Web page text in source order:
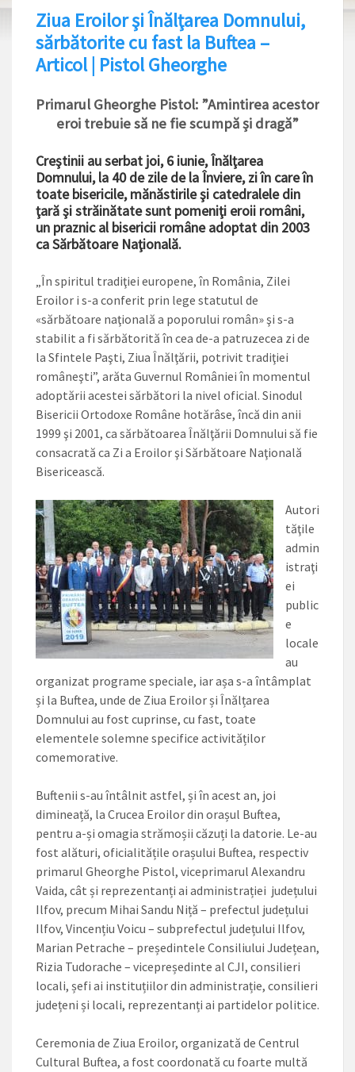
Ziua Eroilor şi Înălţarea Domnului,
sărbătorite cu fast la Buftea –
Articol | Pistol Gheorghe
Primarul Gheorghe Pistol: ”Amintirea acestor
eroi trebuie să ne fie scumpă și dragă”
Creştinii au serbat joi, 6 iunie, Înălţarea
Domnului, la 40 de zile de la Înviere, zi în care în
toate bisericile, mănăstirile şi catedralele din
ţară şi străinătate sunt pomeniţi eroii români,
un praznic al bisericii române adoptat din 2003
ca Sărbătoare Naţională.
„În spiritul tradiţiei europene, în România, Zilei
Eroilor i s-a conferit prin lege statutul de
«sărbătoare naţională a poporului român» şi s-a
stabilit a fi sărbătorită în cea de-a patruzecea zi de
la Sfintele Paşti, Ziua Înălţării, potrivit tradiţiei
româneşti”, arăta Guvernul României în momentul
adoptării acestei sărbători la nivel oficial. Sinodul
Bisericii Ortodoxe Române hotărâse, încă din anii
1999 şi 2001, ca sărbătoarea Înălţării Domnului să fie
consacrată ca Zi a Eroilor şi Sărbătoare Naţională
Bisericească.
Autori
tăţile
admin
istraţi
ei
public
e
locale
au
organizat programe speciale, iar așa s-a întâmplat
și la Buftea, unde de Ziua Eroilor și Înălțarea
Domnului au fost cuprinse, cu fast, toate
elementele solemne specifice activităților
comemorative.
Buftenii s-au întâlnit astfel, și în acest an, joi
dimineață, la Crucea Eroilor din orașul Buftea,
pentru a-și omagia strămoșii căzuți la datorie. Le-au
fost alături, oficialitățile orașului Buftea, respectiv
primarul Gheorghe Pistol, viceprimarul Alexandru
Vaida, cât și reprezentanți ai administrației județului
Ilfov, precum Mihai Sandu Niță – prefectul județului
Ilfov, Vincențiu Voicu – subprefectul județului Ilfov,
Marian Petrache – președintele Consiliului Județean,
Rizia Tudorache – vicepreședinte al CJI, consilieri
locali, șefi ai instituțiilor din administrație, consilieri
județeni și locali, reprezentanți ai partidelor politice.
Ceremonia de Ziua Eroilor, organizată de Centrul
Cultural Buftea, a fost coordonată cu foarte multă